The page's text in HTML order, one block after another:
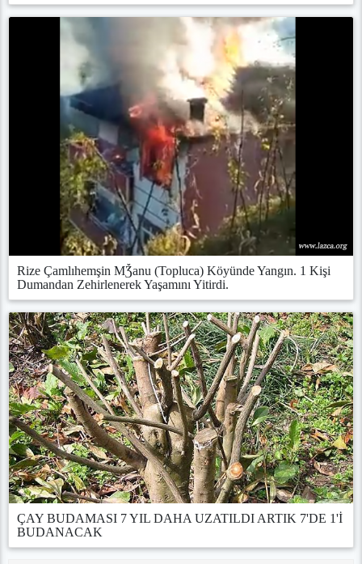
Rize Çamlıhemşin MǮanu (Topluca) Köyünde Yangın. 1 Kişi
Dumandan Zehirlenerek Yaşamını Yitirdi.
ÇAY BUDAMASI 7 YIL DAHA UZATILDI ARTIK 7'DE 1'İ
BUDANACAK